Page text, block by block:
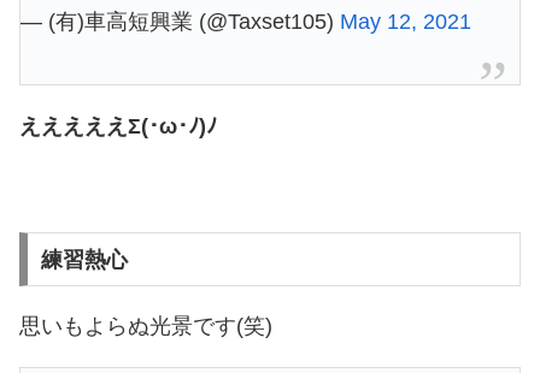
— (有)車高短興業 (@Taxset105) May 12, 2021
えええええΣ(･ω･ﾉ)ﾉ
練習熱心
思いもよらぬ光景です(笑)